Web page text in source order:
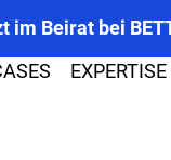
EXPERTISE
im Beirat bei